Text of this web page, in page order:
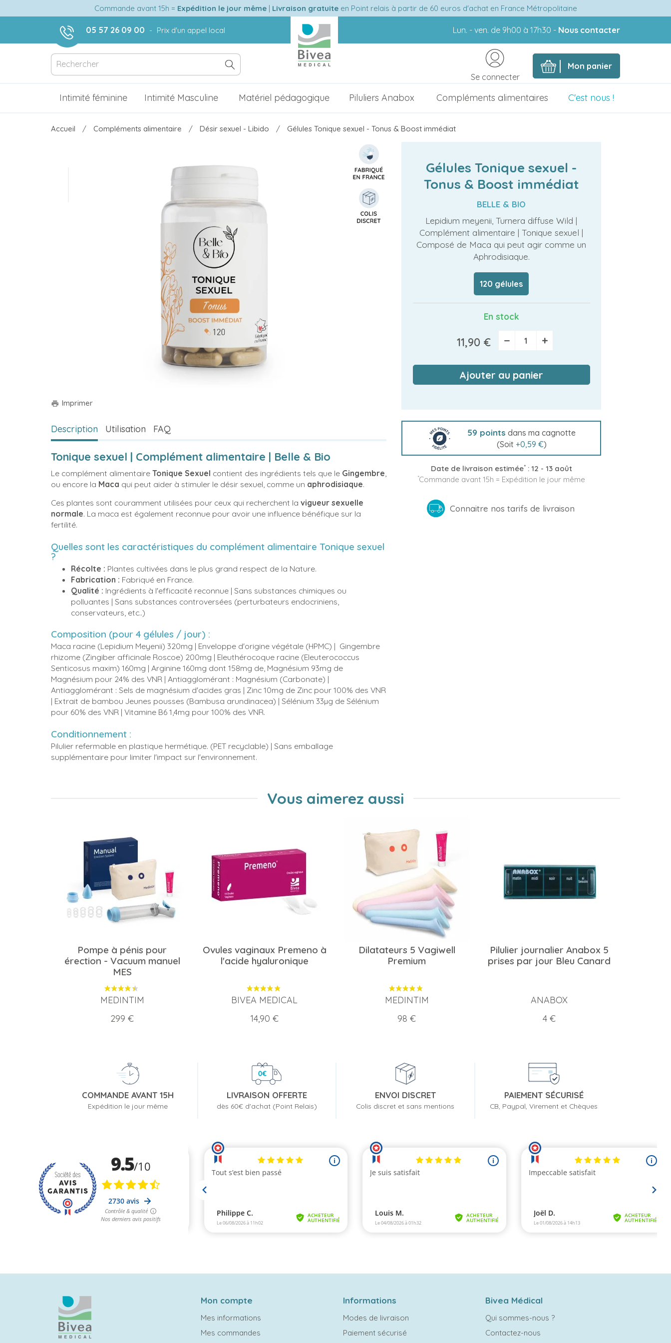
Commande avant 15h = Expédition le jour même| Livraison gratuiteen Point relais à partir de 60 euros d'achat en France Métropolitaine
05 57 26 09 00 - Prix d'un appel local Lun. - ven. de 9h00 à 17h30 - Nous contacter
Mon panier
Se connecter
Intimité féminine Intimité Masculine Matériel pédagogique Piluliers Anabox Compléments alimentaires C'est nous !
Accueil Compléments alimentaire Désir sexuel - Libido Gélules Tonique sexuel - Tonus & Boost immédiat
print Imprimer
Gélules Tonique sexuel -
Tonus & Boost immédiat
BELLE & BIO
Lepidium meyenii, Turnera diffuse Wild |
Complément alimentaire | Tonique sexuel |
Composé de Maca qui peut agir comme un
Aphrodisiaque.
120 gélules
En stock
11,90 € − +
Ajouter au panier
59 points dans ma cagnotte
(Soit +0,59 €)
Date de livraison estimée*: 12 - 13 août
*Commande avant 15h = Expédition le jour même
Connaitre nos tarifs de livraison
Description Utilisation FAQ
Tonique sexuel | Complément alimentaire | Belle & Bio
Le complément alimentaire Tonique Sexuel contient des ingrédients tels que le Gingembre,
ou encore la Maca qui peut aider à stimuler le désir sexuel, comme un aphrodisiaque.
Ces plantes sont couramment utilisées pour ceux qui recherchent la vigueur sexuelle
normale. La maca est également reconnue pour avoir une influence bénéfique sur la
fertilité.
Quelles sont les caractéristiques du complément alimentaire Tonique sexuel
?
Récolte : Plantes cultivées dans le plus grand respect de la Nature.
Fabrication : Fabriqué en France.
Qualité : Ingrédients à l'efficacité reconnue | Sans substances chimiques ou
polluantes | Sans substances controversées (perturbateurs endocriniens,
conservateurs, etc..)
Composition (pour 4 gélules / jour) :
Maca racine (Lepidium Meyenii) 320mg | Enveloppe d'origine végétale (HPMC) | Gingembre
rhizome (Zingiber afficinale Roscoe) 200mg | Eleuthérocoque racine (Eleuterococcus
Senticosus maxim) 160mg | Arginine 160mg dont 158mg de, Magnésium 93mg de
Magnésium pour 24% des VNR | Antiagglomérant : Magnésium (Carbonate) |
Antiagglomérant : Sels de magnésium d'acides gras | Zinc 10mg de Zinc pour 100% des VNR
| Extrait de bambou Jeunes pousses (Bambusa arundinacea) | Sélénium 33µg de Sélénium
pour 60% des VNR | Vitamine B6 1,4mg pour 100% des VNR.
Conditionnement :
Pilulier refermable en plastique hermétique. (PET recyclable) | Sans emballage
supplémentaire pour limiter l'impact sur l'environnement.
Vous aimerez aussi
Pompe à pénis pour
érection - Vacuum manuel
MES
MEDINTIM
Prix
299 €
Ovules vaginaux Premeno à
l'acide hyaluronique
BIVEA MEDICAL
Prix
14,90 €
Dilatateurs 5 Vagiwell
Premium
MEDINTIM
Prix
98 €
Pilulier journalier Anabox 5
prises par jour Bleu Canard
ANABOX
Prix
4 €
COMMANDE AVANT 15H
Expédition le jour même
LIVRAISON OFFERTE
dès 60€ d'achat (Point Relais)
ENVOI DISCRET
Colis discret et sans mentions
PAIEMENT SÉCURISÉ
CB, Paypal, Virement et Chèques
Mon compte
Mes informations
Mes commandes
Informations
Modes de livraison
Paiement sécurisé
Bivea Médical
Qui sommes-nous ?
Contactez-nous